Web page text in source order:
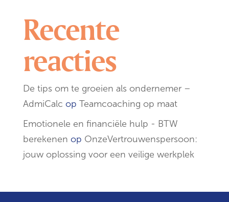
Recente
reacties
De tips om te groeien als ondernemer –
AdmiCalc op Teamcoaching op maat
Emotionele en financiële hulp - BTW
berekenen op OnzeVertrouwenspersoon:
jouw oplossing voor een veilige werkplek